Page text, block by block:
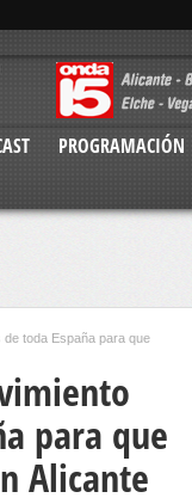
PROGRAMACIÓN
de toda España para que
para que
Alicante